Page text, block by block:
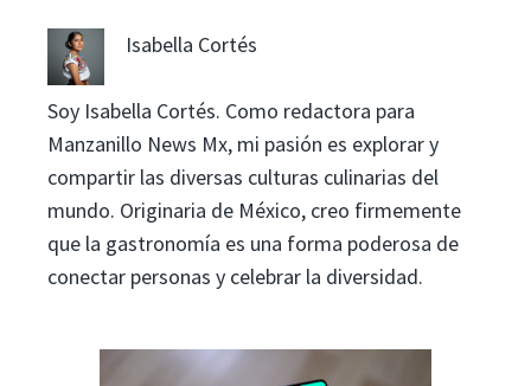
Isabella Cortés
Soy Isabella Cortés. Como redactora para
Manzanillo News Mx, mi pasión es explorar y
compartir las diversas culturas culinarias del
mundo. Originaria de México, creo firmemente
que la gastronomía es una forma poderosa de
conectar personas y celebrar la diversidad.